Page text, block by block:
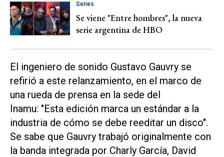
Series
Se viene "Entre hombres", la nueva
serie argentina de HBO
El ingeniero de sonido Gustavo Gauvry se
refirió a este relanzamiento, en el marco de
una rueda de prensa en la sede del
Inamu: "Esta edición marca un estándar a la
industria de cómo se debe reeditar un disco".
Se sabe que Gauvry trabajó originalmente con
la banda integrada por Charly García, David